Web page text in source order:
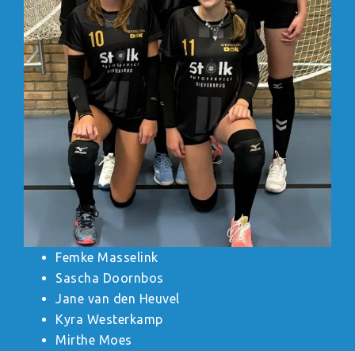
Femke Masselink
Sascha Doornbos
Jane van den Heuvel
Kyra Westerkamp
Mirthe Moes